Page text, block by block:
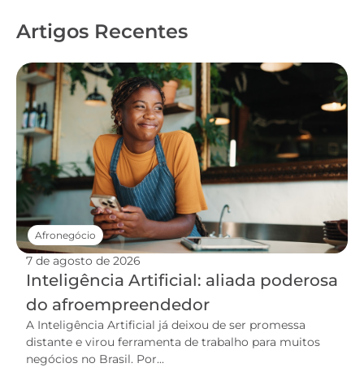
Artigos Recentes
7 de agosto de 2026
Inteligência Artificial: aliada poderosa
do afroempreendedor
A Inteligência Artificial já deixou de ser promessa
distante e virou ferramenta de trabalho para muitos
negócios no Brasil. Por...
Afronegócio